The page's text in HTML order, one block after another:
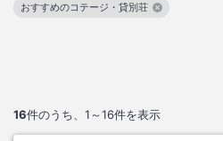
16件のうち、 1～16件を表示
おすすめのコテージ・貸別荘
この絞り込み条件を解除